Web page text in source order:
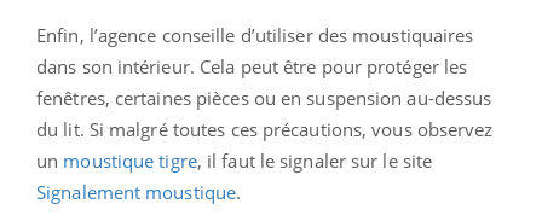
Enfin, l’agence conseille d’utiliser des moustiquaires
dans son intérieur. Cela peut être pour protéger les
fenêtres, certaines pièces ou en suspension au-dessus
du lit. Si malgré toutes ces précautions, vous observez
un moustique tigre, il faut le signaler sur le site
Signalement moustique.